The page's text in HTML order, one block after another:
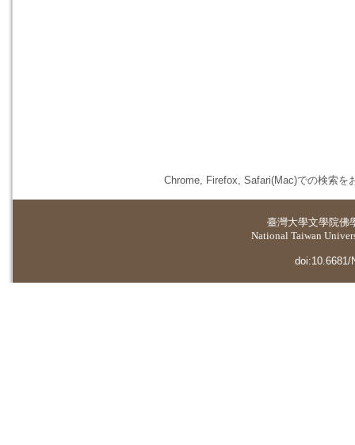
Chrome, Firefox, Safari(Mac)での検索を
臺灣大學文學院佛
National Taiwan
doi:10.6681/